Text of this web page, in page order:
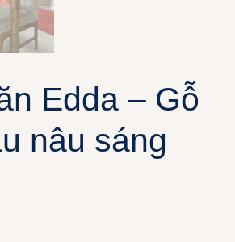
Edda – Gỗ
nâu sáng